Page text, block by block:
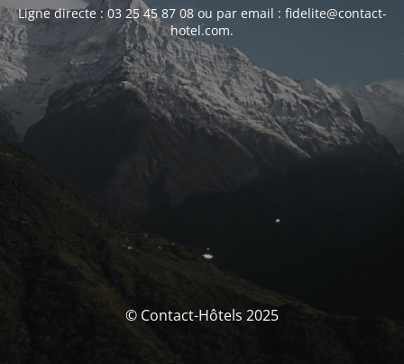
Ligne directe : 03 25 45 87 08 ou par email : fidelite@contact-
hotel.com.
© Contact-Hôtels 2025